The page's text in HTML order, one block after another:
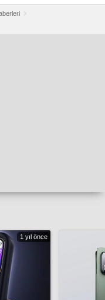
1 yıl önce